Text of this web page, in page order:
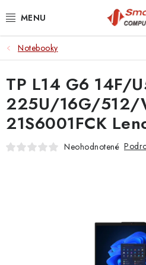
na
NOTEBOOKY
MOBILNÉ ZARIADENIA
PC A KOMPONENTY
PERIFÉRIE
Notebooky
TP L14 G6 14F/
225U/16G/512/
21S6001FCK
Neohodnotené